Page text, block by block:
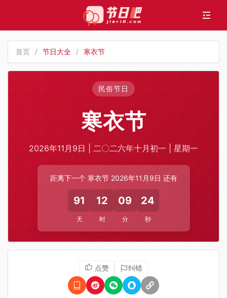
首页 / 节日大全 / 寒衣节
民俗节日
寒衣节
2026年11月9日 | 二〇二六年十月初一 | 星期一
距离下一个 寒衣节 2026年11月9日 还有
91
天
12
时
09
分
23
秒
点赞 纠错